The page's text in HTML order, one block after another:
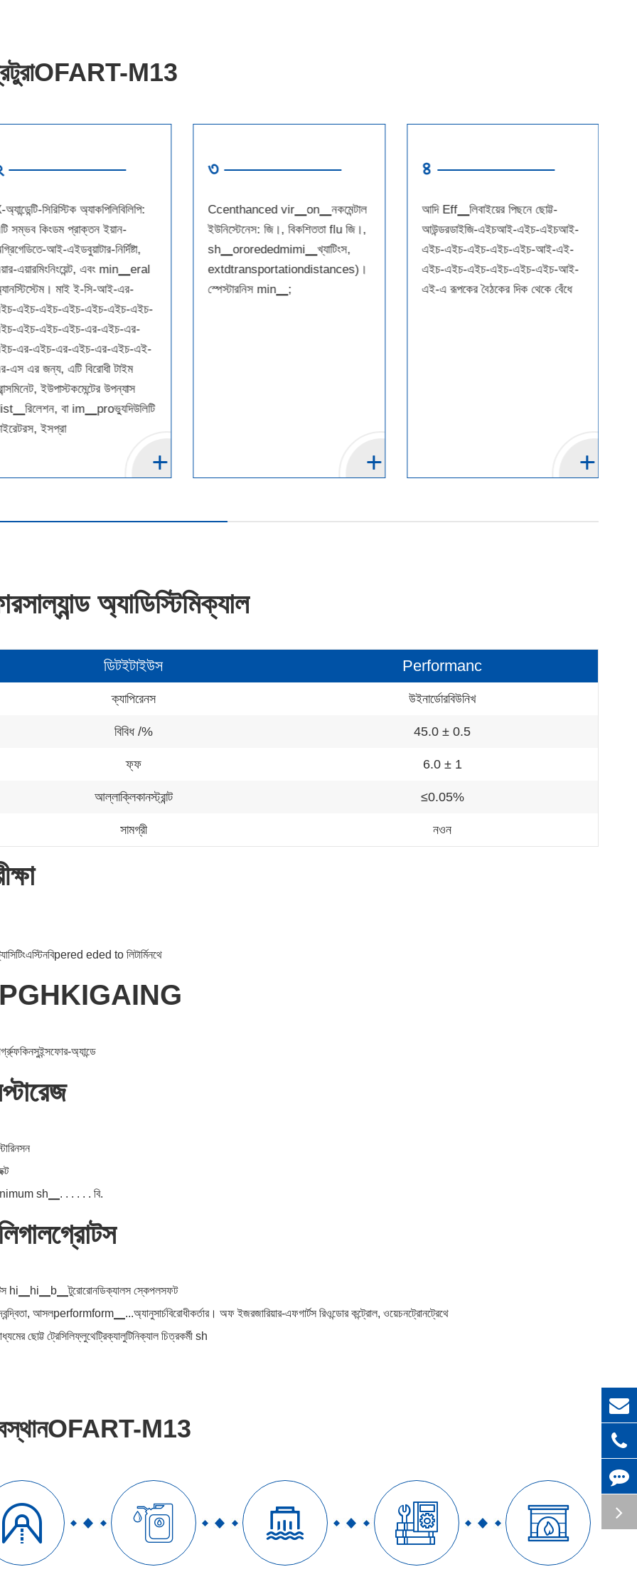
M13
সিরিস্টিক অ্যাকপিলিবিলিপি:
সম্ভব কিংডম প্রাক্তন ইয়ান-
আই-এইডবুয়াটার-নির্দিষ্টা,
এয়ারমিংনিংয়েন্ট, এবং min▁eral
মাই ই-সি-আই-এর-
এইচ-এইচ-এইচ-এইচ-এইচ-এইচ-
এইচ-এইচ-এইচ-এর-এইচ-এর-
এর-এইচ-এর-এইচ-এর-এইচ-এই-
এস এর জন্য, এটি বিরোধী টাইম
ইউপাস্টকমেন্টের উপন্যাস
বা im▁proভ্যুদিউলিটি
ইসপ্রা
৩
Ccenthanced vir▁on▁নকমেন্টাল
ইউনিস্টেনেস: জি।, বিকশিততা flu জি।,
sh▁ororededmimi▁খ্যাটিংস,
extdtransportationdistances)।
স্পেস্টারনিস min▁;
৪
আদি Eff▁লিবাইয়ের পিছনে ছোট্ট-
আউন্ডরডাইজি-এইচআই-এইচ-এইচআই-
এইচ-এইচ-এইচ-এইচ-এইচ-আই-এই-
এইচ-এইচ-এইচ-এইচ-এইচ-এইচ-আই-
এই-এ রূপকের বৈঠকের দিক থেকে বেঁধে
অ্যাডিস্টিমিক্যাল
ডিটইটাইউস Performanc
ক্যাপিরেনস উইনার্ডোরবিউনিখ
বিবিধ /% 45.0 ± 0.5
ফ্ফ 6.0 ± 1
আল্লাক্লিকানস্ট্রান্ট ≤0.05%
সামগ্রী নওন
eded to লিটার্মিনথে
অ্যান্ডে
sh▁. . . . . . বি.
hi▁hi▁b▁টুরোরোনডিক্যালস স্কেপলসফট
আসলperformform▁...অ্যানুসার্চবিরোধীকর্তার। অফ ইজরজারিয়ার-এফগার্টস রিওন্ডোর কন্ট্রোল, ওয়েচনট্রোনট্রেথে
ছোট্ট ট্রেসিলিফ্লুথেট্রিক্যালুটিনিক্যাল চিত্রকর্মী sh
M13
    